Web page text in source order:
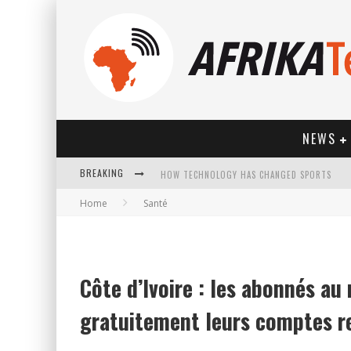
NEWS
BREAKING
Home Santé
Côte d’Ivoire : les abonnés
gratuitement leurs comptes